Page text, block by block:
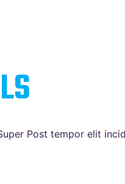
Post tempor elit